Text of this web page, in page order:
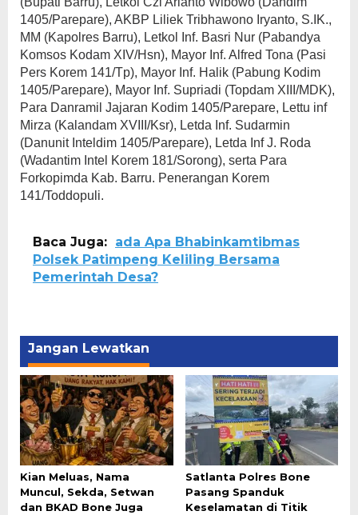
1405/Parepare), AKBP Liliek Tribhawono Iryanto, S.IK.,
MM (Kapolres Barru), Letkol Inf. Basri Nur (Pabandya
Komsos Kodam XIV/Hsn), Mayor Inf. Alfred Tona (Pasi
Pers Korem 141/Tp), Mayor Inf. Halik (Pabung Kodim
1405/Parepare), Mayor Inf. Supriadi (Topdam XIII/MDK),
Para Danramil Jajaran Kodim 1405/Parepare, Lettu inf
Mirza (Kalandam XVIII/Ksr), Letda Inf. Sudarmin
(Danunit Inteldim 1405/Parepare), Letda Inf J. Roda
(Wadantim Intel Korem 181/Sorong), serta Para
Forkopimda Kab. Barru. Penerangan Korem
141/Toddopuli.
Baca Juga: ada Apa Bhabinkamtibmas
Polsek Patimpeng Keliling Bersama
Pemerintah Desa?
Jangan Lewatkan
Kian Meluas, Nama
Muncul, Sekda, Setwan
dan BKAD Bone Juga
Satlanta Polres Bone
Pasang Spanduk
Keselamatan di Titik